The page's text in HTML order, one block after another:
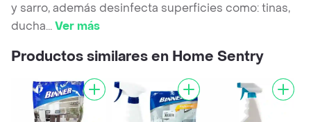
y sarro, además desinfecta superficies como: tinas,
ducha...Ver más
Productos similares en Home Sentry